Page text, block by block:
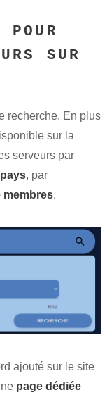
POUR
SUR
recherche. En plus
sur la
serveurs par
pays, par
membres.
ajouté sur le site
page dédiée